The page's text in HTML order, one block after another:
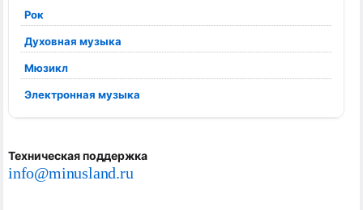
Рок
Духовная музыка
Мюзикл
Электронная музыка
Техническая поддержка
info@minusland.ru